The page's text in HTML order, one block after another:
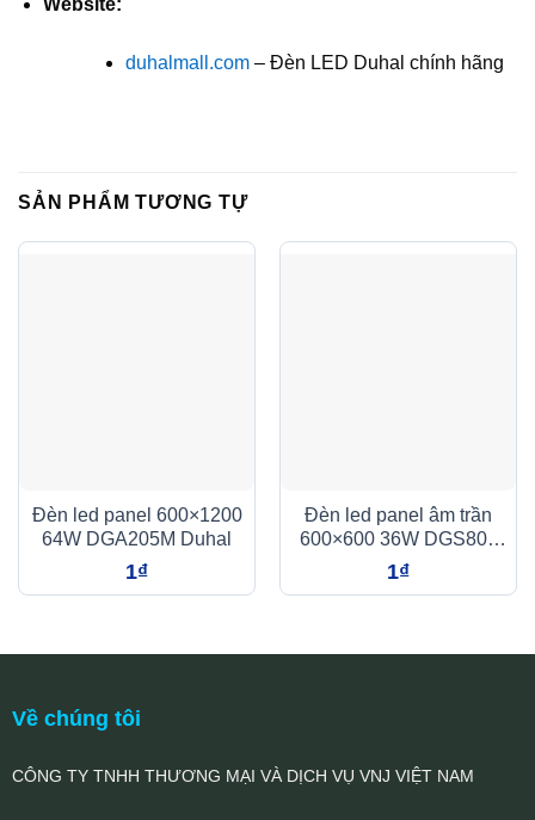
Website:
duhalmall.com– Đèn LED Duhal chính hãng
SẢN PHẨM TƯƠNG TỰ
Đèn led panel 600×1200
64W DGA205M Duhal
1₫
Đèn led panel âm trần
600×600 36W DGS804
Duhal
1₫
Về chúng tôi
CÔNG TY TNHH THƯƠNG MẠI VÀ DỊCH VỤ VNJ VIỆT NAM